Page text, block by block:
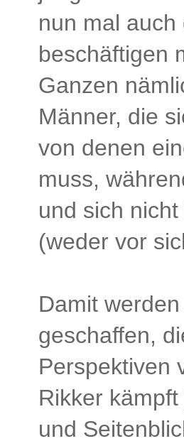
nun mal
beschäftigen
Ganzen
Männer, die
von denen
muss,
und sich
(weder vor
Damit
geschaffen,
Perspektiven
Rikker
und